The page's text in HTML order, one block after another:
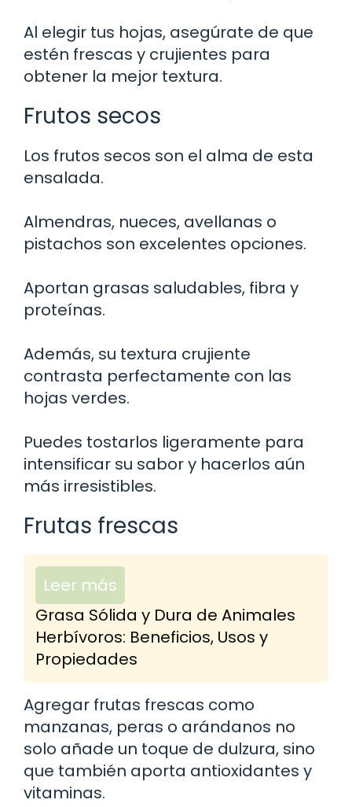
Al elegir tus hojas, asegúrate de que
estén frescas y crujientes para
obtener la mejor textura.
Frutos secos
Los frutos secos son el alma de esta
ensalada.
Almendras, nueces, avellanas o
pistachos son excelentes opciones.
Aportan grasas saludables, fibra y
proteínas.
Además, su textura crujiente
contrasta perfectamente con las
hojas verdes.
Puedes tostarlos ligeramente para
intensificar su sabor y hacerlos aún
más irresistibles.
Frutas frescas
Leer más
Grasa Sólida y Dura de Animales
Herbívoros: Beneficios, Usos y
Propiedades
Agregar frutas frescas como
manzanas, peras o arándanos no
solo añade un toque de dulzura, sino
que también aporta antioxidantes y
vitaminas.